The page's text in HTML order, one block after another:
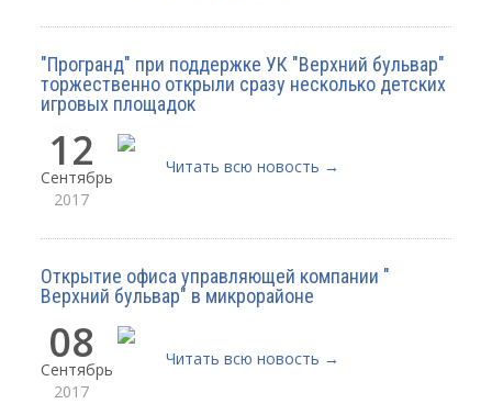
"Програнд" при поддержке УК "Верхний бульвар"
торжественно открыли сразу несколько детских
игровых площадок
12
Сентябрь
2017
Читать всю новость →
Открытие офиса управляющей компании "
Верхний бульвар" в микрорайоне
08
Сентябрь
2017
Читать всю новость →